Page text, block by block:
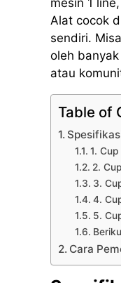
mesin 1
Alat cocok
sendiri.
oleh
atau
Table of
1.
2.
3.
4.
5.
Cara